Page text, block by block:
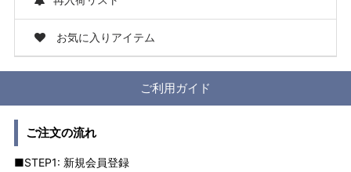
お気に入りアイテム
ご利用ガイド
ご注文の流れ
■STEP1: 新規会員登録